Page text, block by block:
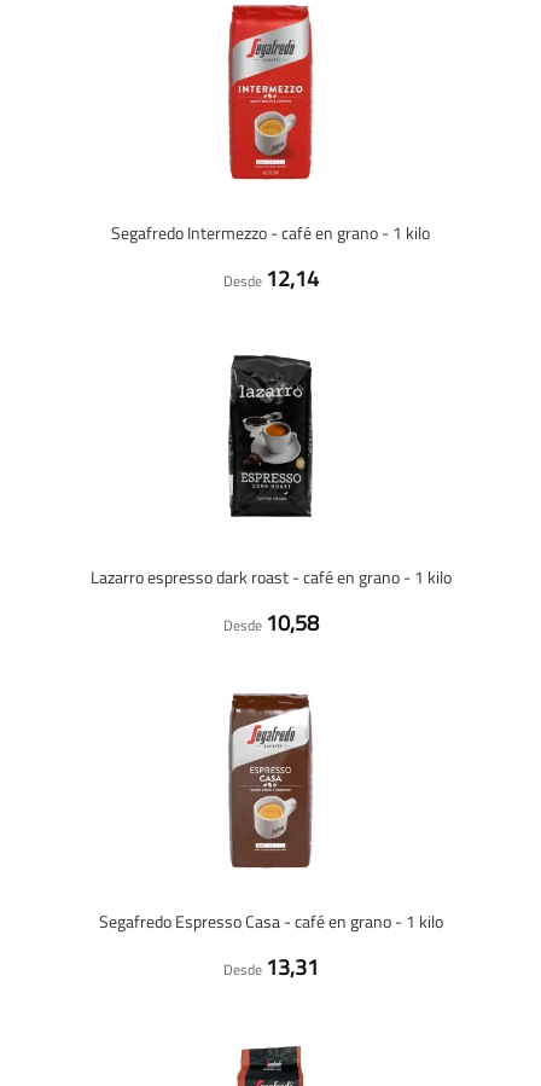
Segafredo Intermezzo - café en grano - 1 kilo
Desde 12,14
Lazarro espresso dark roast - café en grano - 1 kilo
Desde 10,58
Segafredo Espresso Casa - café en grano - 1 kilo
Desde 13,31